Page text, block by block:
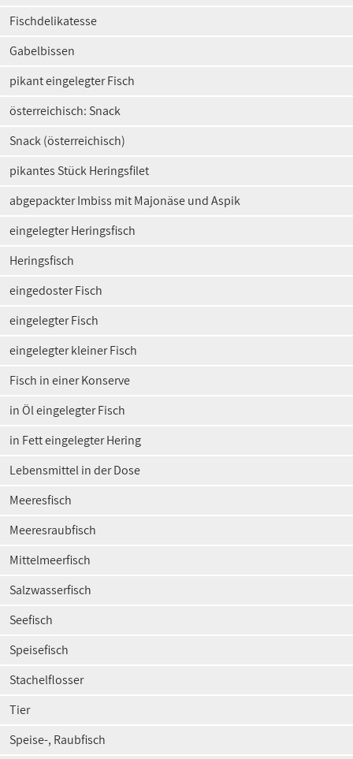
Fischdelikatesse
Gabelbissen
pikant eingelegter Fisch
österreichisch: Snack
Snack (österreichisch)
pikantes Stück Heringsfilet
abgepackter Imbiss mit Majonäse und Aspik
eingelegter Heringsfisch
Heringsfisch
eingedoster Fisch
eingelegter Fisch
eingelegter kleiner Fisch
Fisch in einer Konserve
in Öl eingelegter Fisch
in Fett eingelegter Hering
Lebensmittel in der Dose
Meeresfisch
Meeresraubfisch
Mittelmeerfisch
Salzwasserfisch
Seefisch
Speisefisch
Stachelflosser
Tier
Speise-, Raubfisch